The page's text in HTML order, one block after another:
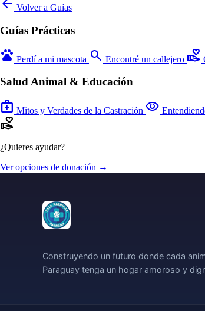
arrow_back Volver a Guías
Guías Prácticas
pets Perdí a mi mascota search Encontré un callejero volunteer_activism
Salud Animal & Educación
medical_services Mitos y Verdades de la Castración visibility
volunteer_activism
¿Quieres ayudar?
Ver opciones de donación →
Construyendo un futuro donde cada
Paraguay tenga un hogar amoroso y